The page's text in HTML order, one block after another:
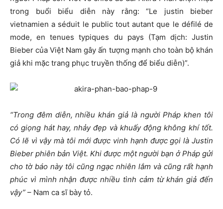
trong buổi biểu diễn này rằng: “Le justin bieber
vietnamien a séduit le public tout autant que le défilé de
mode, en tenues typiques du pays (Tạm dịch: Justin
Bieber của Việt Nam gây ấn tượng mạnh cho toàn bộ khán
giả khi mặc trang phục truyền thống để biểu diễn)”.
“Trong đêm diễn, nhiều khán giả là người Pháp khen tôi
có giọng hát hay, nhảy đẹp và khuấy động không khí tốt.
Có lẽ vì vậy mà tôi mới được vinh hạnh được gọi là Justin
Bieber phiên bản Việt. Khi được một người bạn ở Pháp gửi
cho tờ báo này tôi cũng ngạc nhiên lắm và cũng rất hạnh
phúc vì mình nhận được nhiều tình cảm từ khán giả đến
vậy” – Nam ca sĩ bày tỏ.